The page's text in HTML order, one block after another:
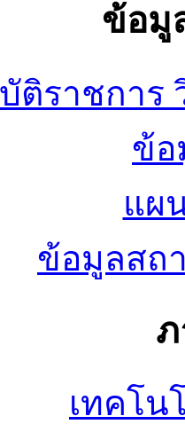
ข้อมู
ติราชการ
ข้อ
แผ
ข้อมูลสถ
เทคโน